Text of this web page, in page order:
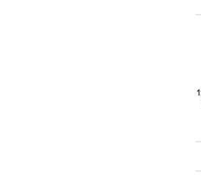
והפתעת העונה (1:4